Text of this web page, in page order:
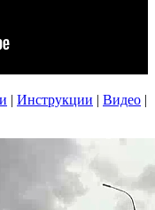
| Инструкции | Видео |